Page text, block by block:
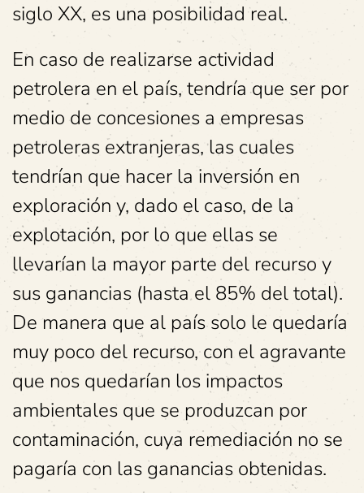
siglo XX, es una posibilidad real.
En caso de realizarse actividad
petrolera en el país, tendría que ser por
medio de concesiones a empresas
petroleras extranjeras, las cuales
tendrían que hacer la inversión en
exploración y, dado el caso, de la
explotación, por lo que ellas se
llevarían la mayor parte del recurso y
sus ganancias (hasta el 85% del total).
De manera que al país solo le quedaría
muy poco del recurso, con el agravante
que nos quedarían los impactos
ambientales que se produzcan por
contaminación, cuya remediación no se
pagaría con las ganancias obtenidas.